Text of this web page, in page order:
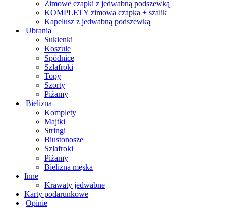
Zimowe czapki z jedwabną podszewką
KOMPLETY zimowa czapka + szalik
Kapelusz z jedwabną podszewką
Ubrania
Sukienki
Koszule
Spódnice
Szlafroki
Topy
Szorty
Piżamy
Bielizna
Komplety
Majtki
Stringi
Biustonosze
Szlafroki
Piżamy
Bielizna męska
Inne
Krawaty jedwabne
Karty podarunkowe
Opinie